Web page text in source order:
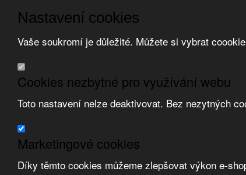
Nastavení cookies
Vaše soukromí je důležité. Můžete si vybrat
Cookies nezbytné pro využívání webu
Toto nastavení nelze deaktivovat. Bez nezytných
Marketingové cookies
Díky těmto cookies můžeme zlepšovat výkon e-
Přeskočit na hlavní obsah Přeskočit na doplňující obsah
Obchodní podmínky
Registrace